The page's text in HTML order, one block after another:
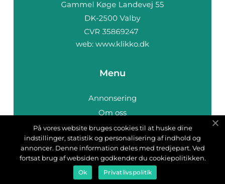
web: www.klikko.dk
Menu
Annonsering
Om oss
Cookies
Kontakta oss
Sitemap
På vores website bruges cookies til at huske dine
indstillinger, statistik og personalisering af indhold og
annoncer. Denne information deles med tredjepart. Ved
fortsat brug af websiden godkender du cookiepolitikken.
Ok Privatlivspolitik